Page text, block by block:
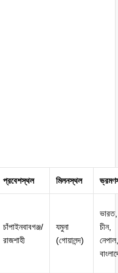
প্রবেশস্থল মিলনস্থল
চাঁপাইনবাবগঞ্জ/
রাজশাহী
যমুনা
(গোয়ালন্দ)
ভারত,
চীন,